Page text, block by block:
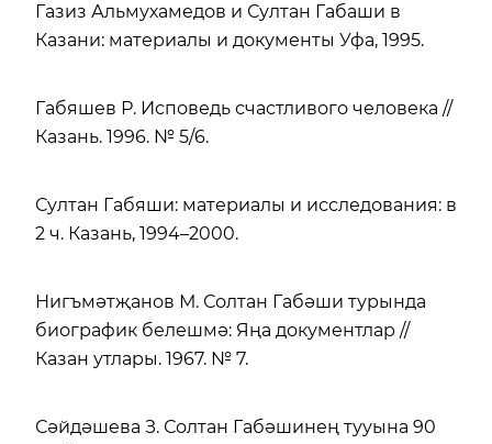
Газиз Альмухамедов и Султан Габаши в
Казани: материалы и документы Уфа, 1995.
Габяшев Р. Исповедь счастливого человека //
Казань. 1996. № 5/6.
Султан Габяши: материалы и исследования: в
2 ч. Казань, 1994–2000.
Нигъмәтҗанов М. Солтан Габәши турында
биографик белешмә: Яңа документлар //
Казан утлары. 1967. № 7.
Сәйдәшева З. Солтан Габәшинең тууына 90